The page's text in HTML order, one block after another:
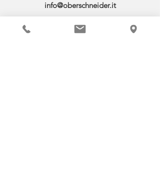
info@oberschneider.it
Mwst. Nr.03086450214